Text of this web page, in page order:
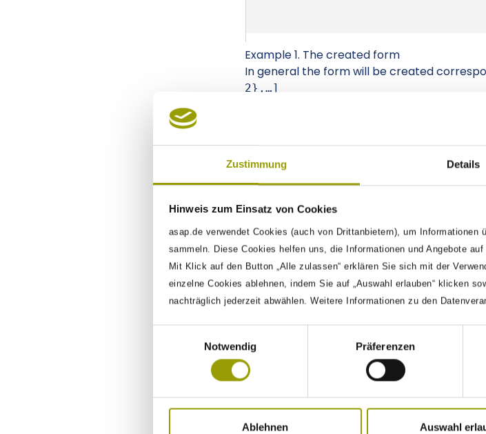
Zustimmung Details
Hinweis zum Einsatz von Cookies
asap.de verwendet Cookies (auch von Drittanbietern), um Informationen
sammeln. Diese Cookies helfen uns, die Informationen und Angebote
Mit Klick auf den Button „Alle zulassen“ erklären Sie sich mit der
einzelne Cookies ablehnen, indem Sie auf „Auswahl erlauben“ klicken
nachträglich jederzeit abwählen. Weitere Informationen zu den
Notwendig
Präferenzen
Ablehnen Auswahl
Example 1. The created form
In general the form will be created
2},…​]
Describing one form field after another,
The form needs to at least contain one
The possible parameters (JSON-keys) for a
label
dataType
initialValue